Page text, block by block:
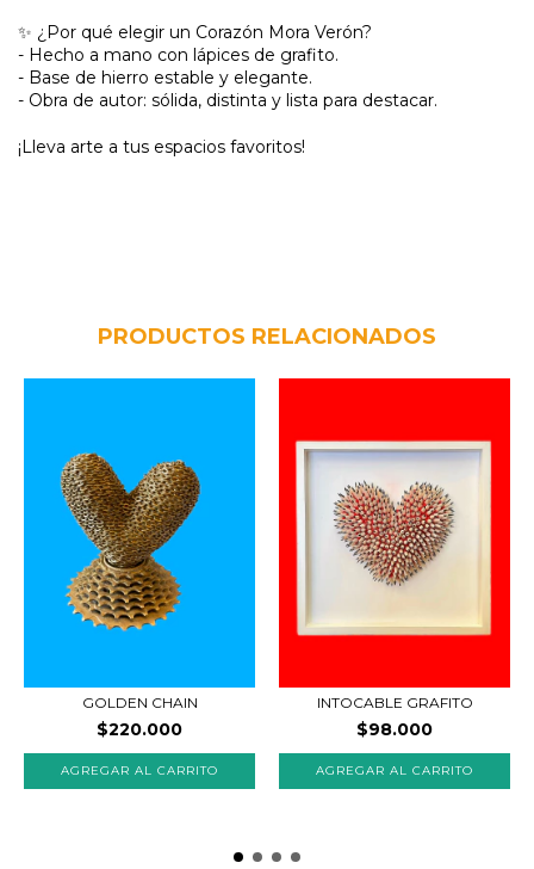
✨ ¿Por qué elegir un Corazón Mora Verón?
- Hecho a mano con lápices de grafito.
- Base de hierro estable y elegante.
- Obra de autor: sólida, distinta y lista para destacar.
¡Lleva arte a tus espacios favoritos!
PRODUCTOS RELACIONADOS
GOLDEN CHAIN
$220.000
INTOCABLE GRAFITO
$98.000
AGREGAR AL CARRITO